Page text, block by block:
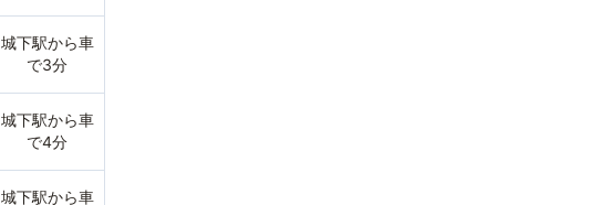
城下駅から車
で3分
城下駅から車
で4分
城下駅から車